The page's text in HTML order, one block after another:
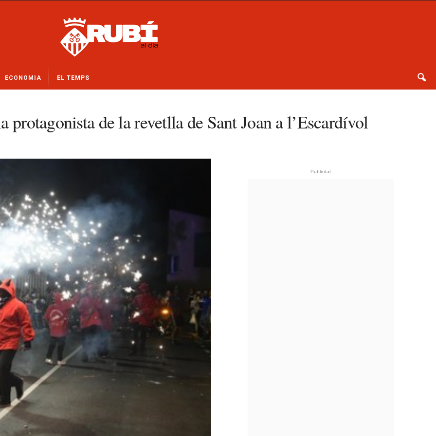
ECONOMIA EL TEMPS
protagonista de la revetlla de Sant Joan a l’Escardívol
- Publicitat -